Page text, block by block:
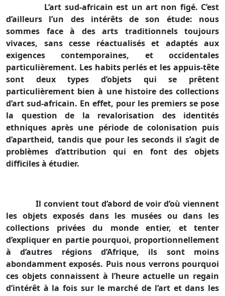
L’art sud-africain est un art non figé. C’est
d’ailleurs l’un des intérêts de son étude: nous
sommes face à des arts traditionnels toujours
vivaces, sans cesse réactualisés et adaptés aux
exigences contemporaines, et occidentales
particulièrement. Les habits perlés et les appuis-tête
sont deux types d’objets qui se prêtent
particulièrement bien à une histoire des collections
d’art sud-africain. En effet, pour les premiers se pose
la question de la revalorisation des identités
ethniques après une période de colonisation puis
d’apartheid, tandis que pour les seconds il s’agit de
problèmes d’attribution qui en font des objets
difficiles à étudier.
Il convient tout d’abord de voir d’où viennent
les objets exposés dans les musées ou dans les
collections privées du monde entier, et tenter
d’expliquer en partie pourquoi, proportionnellement
à d’autres régions d’Afrique, ils sont moins
abondamment exposés. Puis nous verrons pourquoi
ces objets connaissent à l’heure actuelle un regain
d’intérêt à la fois sur le marché de l’art et dans les